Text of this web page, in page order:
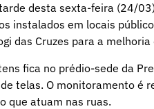
desta sexta-feira (24/
instalados em locais
das Cruzes para a
fica no prédio-sede da
telas. O monitoramento é
que atuam nas ruas.